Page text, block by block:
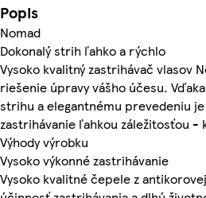
Popis
Nomad
Dokonalý strih ľahko a rýchlo
Vysoko kvalitný zastrihávač vlasov
riešenie úpravy vášho účesu.
strihu a elegantnému prevedeniu
zastrihávanie ľahkou záležitosťou -
Výhody výrobku
Vysoko výkonné zastrihávanie
Vysoko kvalitné čepele z